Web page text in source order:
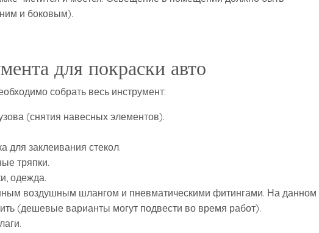
и боковым).
для покраски авто
собрать весь инструмент:
(снятия навесных элементов).
для заклеивания стекол.
тряпки.
одежда.
воздушным шлангом и пневматическими фитингами. На данном
(дешевые варианты могут подвести во время работ).